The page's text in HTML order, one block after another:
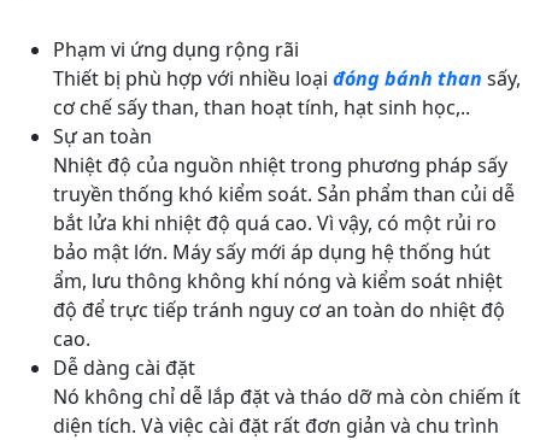
Phạm vi ứng dụng rộng rãi
Thiết bị phù hợp với nhiều loại đóng bánh than sấy,
cơ chế sấy than, than hoạt tính, hạt sinh học,..
Sự an toàn
Nhiệt độ của nguồn nhiệt trong phương pháp sấy
truyền thống khó kiểm soát. Sản phẩm than củi dễ
bắt lửa khi nhiệt độ quá cao. Vì vậy, có một rủi ro
bảo mật lớn. Máy sấy mới áp dụng hệ thống hút
ẩm, lưu thông không khí nóng và kiểm soát nhiệt
độ để trực tiếp tránh nguy cơ an toàn do nhiệt độ
cao.
Dễ dàng cài đặt
Nó không chỉ dễ lắp đặt và tháo dỡ mà còn chiếm ít
diện tích. Và việc cài đặt rất đơn giản và chu trình